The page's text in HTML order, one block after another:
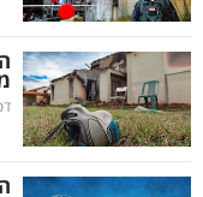
שיווק
ופרסום
משפט
מדדים